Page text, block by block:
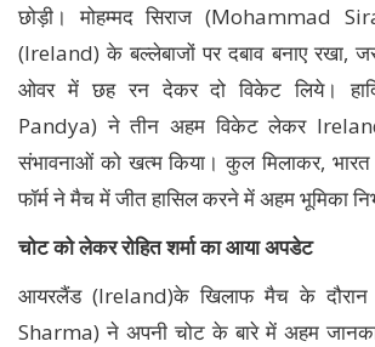
छोड़ी। मोहम्मद सिराज (Mohammad
(Ireland) के बल्लेबाजों पर दबाव बनाए रखा,
ओवर में छह रन देकर दो विकेट लिये।
Pandya) ने तीन अहम विकेट लेकर
संभावनाओं को खत्म किया। कुल मिलाकर,
फॉर्म ने मैच में जीत हासिल करने में अहम भूमिका
चोट को लेकर रोहित शर्मा का आया अपडेट
आयरलैंड (Ireland)के खिलाफ मैच के दौरान
Sharma) ने अपनी चोट के बारे में अहम